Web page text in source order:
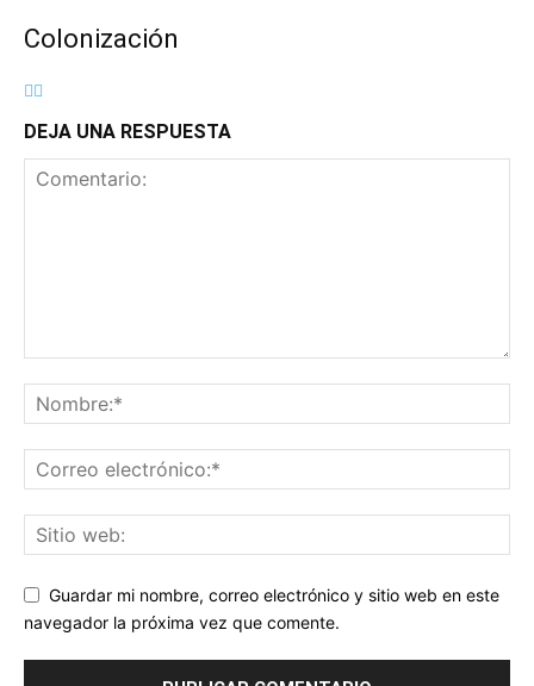
Colonización
DEJA UNA RESPUESTA
Guardar mi nombre, correo electrónico y sitio web en este
navegador la próxima vez que comente.